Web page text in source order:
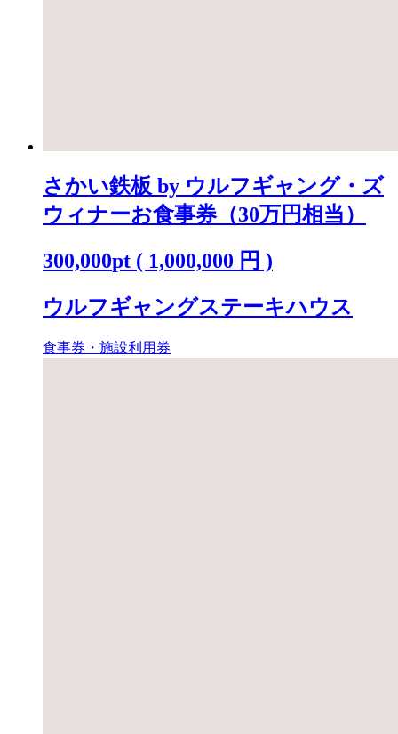
さかい鉄板 by ウルフギャング・ズ
ウィナーお食事券（30万円相当）
300,000pt ( 1,000,000 円 )
ウルフギャングステーキハウス
食事券・施設利用券